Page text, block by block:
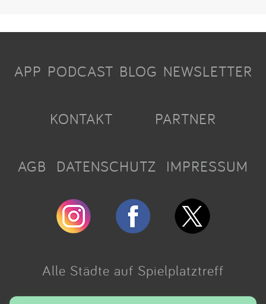
APP PODCAST BLOG NEWSLETTER
KONTAKT PARTNER
AGB DATENSCHUTZ IMPRESSUM
Alle Städte auf Spielplatztreff